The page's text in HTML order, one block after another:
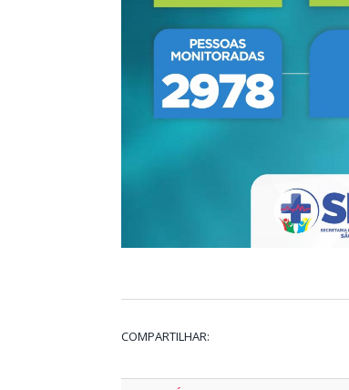
COMPARTILHAR: